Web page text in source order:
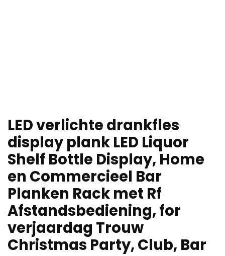
LED verlichte drankfles
display plank LED Liquor
Shelf Bottle Display, Home
en Commercieel Bar
Planken Rack met Rf
Afstandsbediening, for
verjaardag Trouw
Christmas Party, Club, Bar